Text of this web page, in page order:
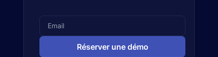
Réserver une démo